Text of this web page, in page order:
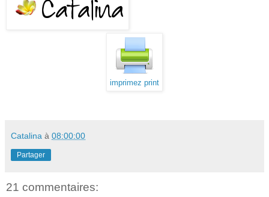
imprimez print
Catalina à 08:00:00
Partager
21 commentaires: